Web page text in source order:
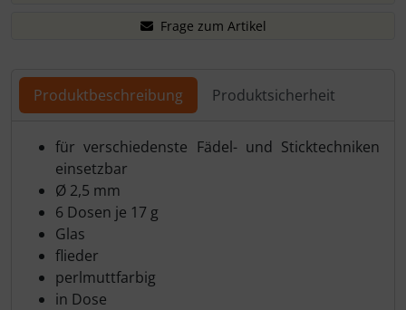
Frage zum Artikel
Produktbeschreibung Produktsicherheit
Produktbeschreibung
für verschiedenste Fädel- und Sticktechniken
einsetzbar
Ø 2,5 mm
6 Dosen je 17 g
Glas
flieder
perlmuttfarbig
in Dose